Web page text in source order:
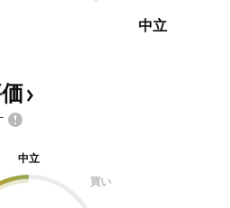
内に構築
中立
中立
買い